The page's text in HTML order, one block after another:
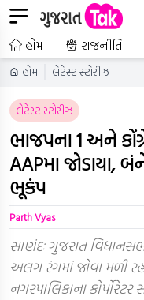
હોમ રાજનીતિ
હોમ લેટેસ્ટ સ્ટોરીઝ
લેટેસ્ટ સ્ટોરીઝ
ભાજપના 1 અને
AAPમા જોડાયા,
ભૂકંપ
Parth Vyas
સાણંદઃ ગુજરાત
અલગ રંગમાં જોવા મળી
નગરપાલિકાના